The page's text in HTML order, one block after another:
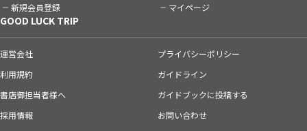
新規会員登録 マイページ
GOOD LUCK TRIP
運営会社
プライバシーポリシー
利用規約
ガイドライン
書店御担当者様へ
ガイドブックに投稿する
採用情報
お問い合わせ